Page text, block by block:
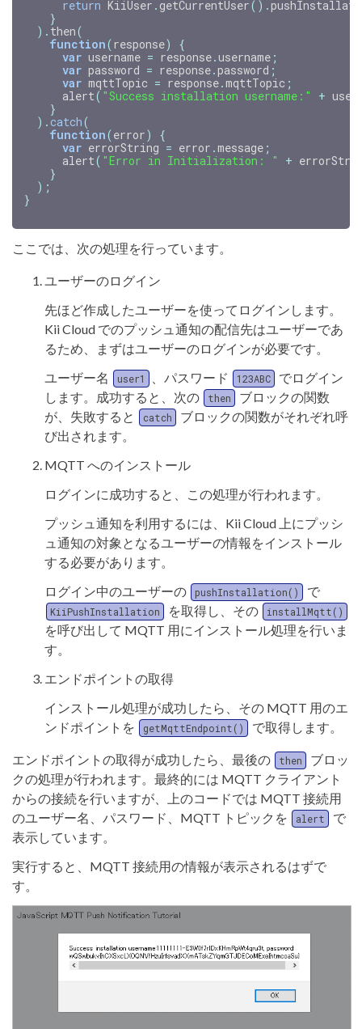
return KiiUser . getCurrentUser().
}
). then(
function(response)
{
var username = response.username ;
var password = response.password ;
var mqttTopic = response.mqttTopic ;
alert( "Success installation username:" +
}
). catch(
function(error)
{
var errorString = error .message ;
alert( "Error in Initialization: " +
}
);
}
ここでは、次の処理を行っています。
ユーザーのログイン
先ほど作成したユーザーを使ってログインします。
Kii Cloud でのプッシュ通知の配信先はユーザーであ
るため、まずはユーザーのログインが必要です。
ユーザー名
user1 、パスワード 123ABC
でログイン
します。成功すると、次の
then
ブロックの関数
が、失敗すると
catch
ブロックの関数がそれぞれ呼
び出されます。
MQTT へのインストール
ログインに成功すると、この処理が行われます。
プッシュ通知を利用するには、Kii Cloud 上にプッシ
ュ通知の対象となるユーザーの情報をインストール
する必要があります。
ログイン中のユーザーの
pushInstallation() で
KiiPushInstallation を取得し、その installMqtt()
を呼び出して MQTT 用にインストール処理を行いま
す。
エンドポイントの取得
インストール処理が成功したら、その MQTT 用のエ
ンドポイントを
getMqttEndpoint() で取得します。
エンドポイントの取得が成功したら、最後の then
ブロッ
クの処理が行われます。最終的には MQTT クライアント
からの接続を行いますが、上のコードでは MQTT 接続用
のユーザー名、パスワード、MQTT トピックを
alert
で
表示しています。
実行すると、MQTT 接続用の情報が表示されるはずで
す。